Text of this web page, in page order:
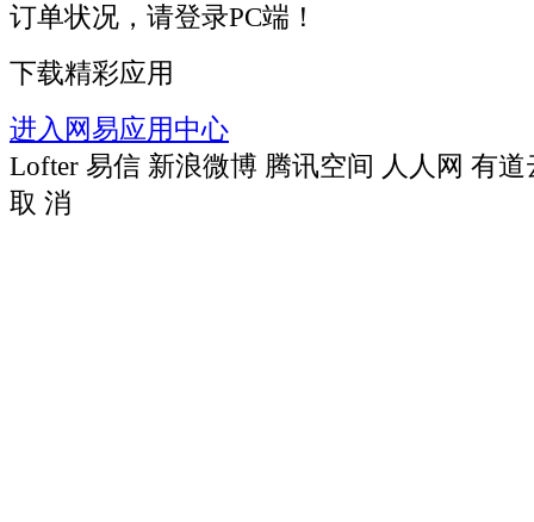
订单状况，请登录PC端！
下载精彩应用
进入网易应用中心
Lofter 易信 新浪微博 腾讯空间 人人网 有道
取 消